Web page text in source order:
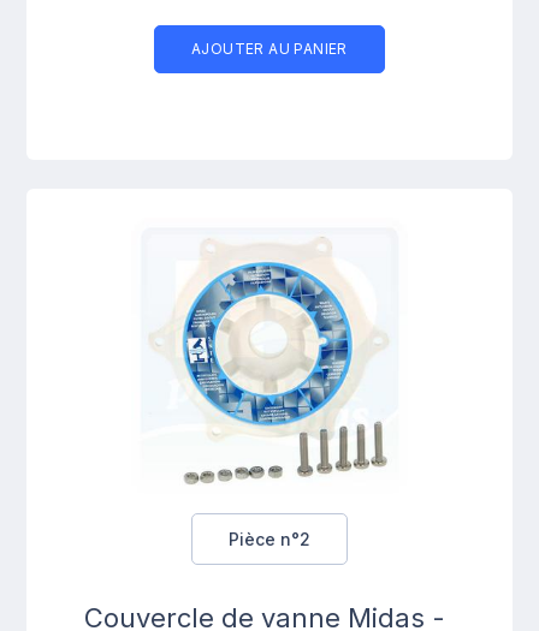
AJOUTER AU PANIER
Pièce n°2
Couvercle de vanne Midas -